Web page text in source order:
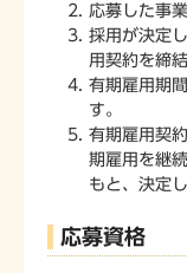
応募した事
採用が決定
用契約を締
有期雇用期
す。
有期雇用契
期雇用を継
もと、決定し
応募資格